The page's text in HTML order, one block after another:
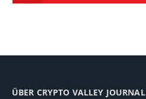
ÜBER CRYPTO VALLEY JOURNAL